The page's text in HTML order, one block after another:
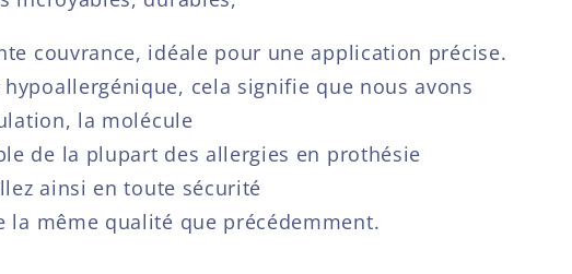
couvrance, idéale pour une application précise.
hypoallergénique, cela signifie que nous avons
la molécule
de la plupart des allergies en prothésie
ainsi en toute sécurité
la même qualité que précédemment.